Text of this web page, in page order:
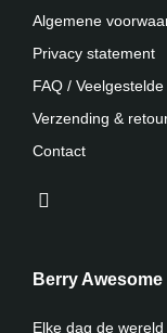
Algemene
Privacy statement
FAQ /
Verzending &
Contact
Berry Awesome
Elke dag de